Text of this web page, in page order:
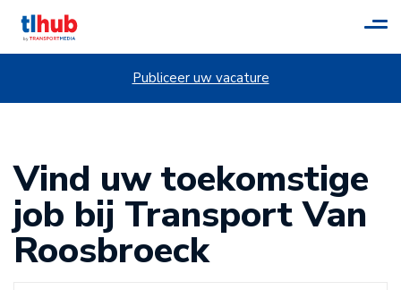
Publiceer uw vacature
Vind uw toekomstige
job bij Transport Van
Roosbroeck